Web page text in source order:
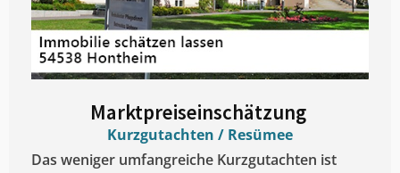
Marktpreiseinschätzung ​
Kurzgutachten / Resümee
Das weniger umfangreiche Kurzgutachten ist